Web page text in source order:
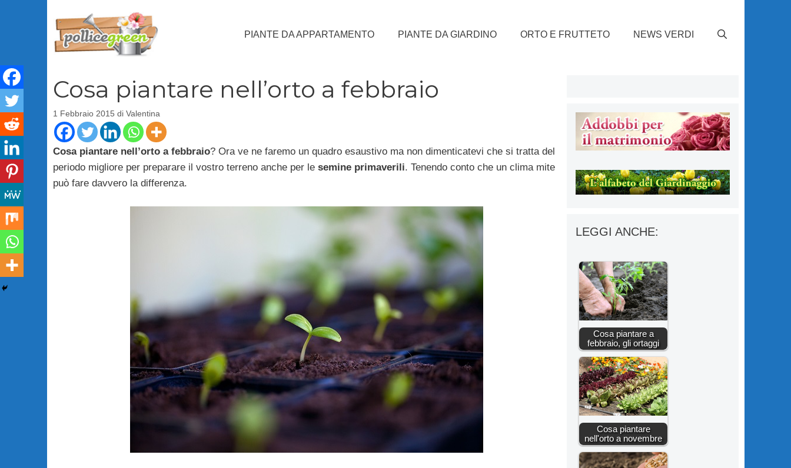
PIANTE DA APPARTAMENTO PIANTE DA GIARDINO ORTO E FRUTTETO NEWS VERDI
Cosa piantare nell’orto a febbraio
1 Febbraio 2015 di Valentina
Cosa piantare nell’orto a febbraio? Ora ve ne faremo un quadro esaustivo ma non dimenticatevi che si tratta del
periodo migliore per preparare il vostro terreno anche per le semine primaverili. Tenendo conto che un clima mite
può fare davvero la differenza.
LEGGI ANCHE:
Cosa piantare a
febbraio, gli ortaggi
Cosa piantare
nell'orto a novembre